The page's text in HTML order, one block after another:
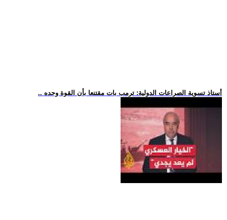
.. أستاذ تسوية الصراعات الدولية: ترمب بات مقتنعا بأن القوة وحده